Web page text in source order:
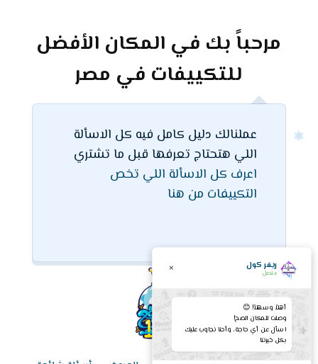
مرحباً بك في المكان الأفضل
للتكييفات في مصر
عملنالك دليل كامل فيه كل الاسألة
اللي هتحتاج تعرفها قبل ما تشتري
اعرف كل الاسألة اللي تخص
التكييفات من هنا
ريفر كول
متصل ×
أهلاً وسهلاً! 😊
وصلت للمكان الصح!
اسأل عن أي حاجة، وأحنا نجاوب عليك
بكل خبرتنا